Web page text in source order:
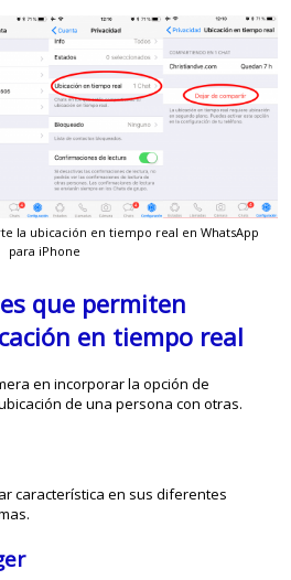
la ubicación en tiempo real en WhatsApp
para iPhone
que permiten
en tiempo real
en incorporar la opción de
de una persona con otras.
característica en sus diferentes